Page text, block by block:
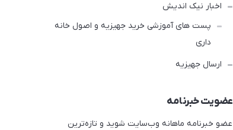
اخبار نیک اندیش
پست های آموزشی خرید جهیزیه و اصول خانه
داری
ارسال جهیزیه
عضویت خبرنامه
عضو خبرنامه ماهانه وب‌سایت شوید و تازه‌ترین